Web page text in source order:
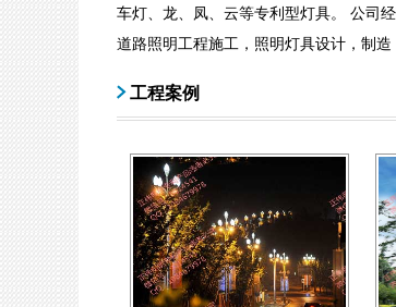
车灯、龙、凤、云等专利型灯具。 公司
道路照明工程施工，照明灯具设计，制造
更多]
工程案例